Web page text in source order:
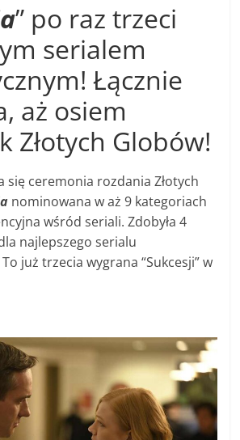
” po raz trzeci
serialem
Łącznie
aż osiem
Złotych Globów!
się ceremonia rozdania Złotych
nominowana w aż 9 kategoriach
wśród seriali. Zdobyła 4
najlepszego serialu
już trzecia wygrana “Sukcesji” w